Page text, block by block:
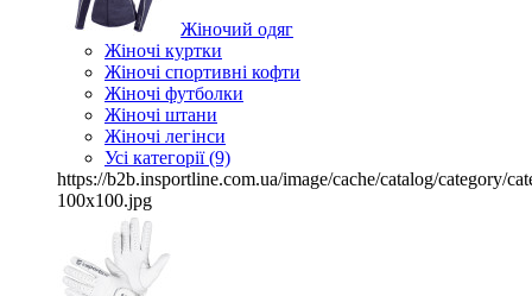
Жіночий одяг
Жіночі куртки
Жіночі спортивні кофти
Жіночі футболки
Жіночі штани
Жіночі легінси
Усі категорії (9)
https://b2b.insportline.com.ua/image/cache/catalog/category/
100x100.jpg